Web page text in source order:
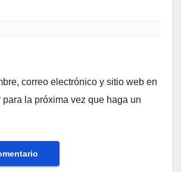
correo electrónico y sitio web en
la próxima vez que haga un